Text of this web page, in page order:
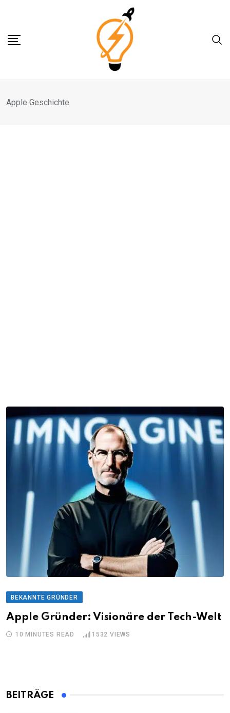
content
Apple Geschichte
BEKANNTE GRÜNDER
Apple Gründer: Visionäre der Tech-Welt
10 MINUTES READ 1532 VIEWS
BEITRÄGE